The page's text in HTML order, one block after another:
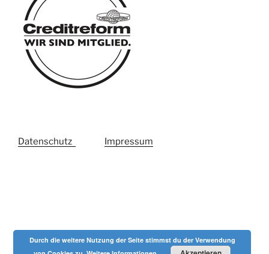
Datenschutz Impressum
Durch die weitere Nutzung der Seite stimmst du der Verwendung